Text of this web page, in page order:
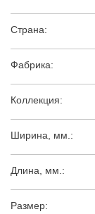
Страна:
Фабрика:
Коллекция:
Ширина, мм.:
Длина, мм.:
Размер: